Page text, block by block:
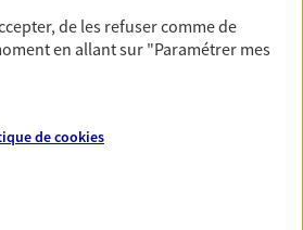
sans oublier votre
UN DEVIS
de les refuser comme de
en allant sur "Paramétrer mes
decookies